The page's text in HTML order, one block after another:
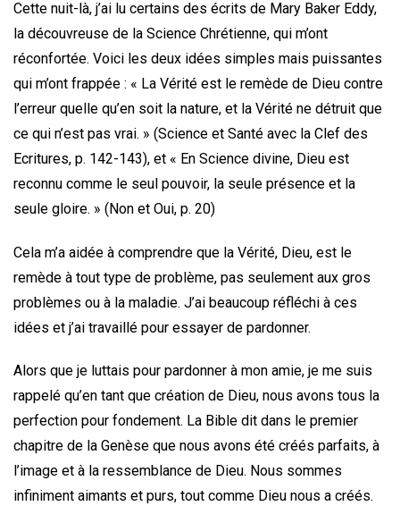
Cette nuit-là, j’ai lu certains des écrits de Mary Baker Eddy,
la découvreuse de la Science Chrétienne, qui m’ont
réconfortée. Voici les deux idées simples mais puissantes
qui m’ont frappée : « La Vérité est le remède de Dieu contre
l’erreur quelle qu’en soit la nature, et la Vérité ne détruit que
ce qui n’est pas vrai. » (Science et Santé avec la Clef des
Ecritures, p. 142-143), et « En Science divine, Dieu est
reconnu comme le seul pouvoir, la seule présence et la
seule gloire. » (Non et Oui, p. 20)
Cela m’a aidée à comprendre que la Vérité, Dieu, est le
remède à tout type de problème, pas seulement aux gros
problèmes ou à la maladie. J’ai beaucoup réfléchi à ces
idées et j’ai travaillé pour essayer de pardonner.
Alors que je luttais pour pardonner à mon amie, je me suis
rappelé qu’en tant que création de Dieu, nous avons tous la
perfection pour fondement. La Bible dit dans le premier
chapitre de la Genèse que nous avons été créés parfaits, à
l’image et à la ressemblance de Dieu. Nous sommes
infiniment aimants et purs, tout comme Dieu nous a créés.